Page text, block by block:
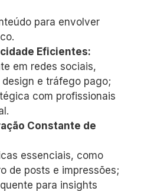
para envolver
Eficientes:
em redes sociais,
e tráfego pago;
com profissionais
Constante de
essenciais, como
de posts e impressões;
para insights